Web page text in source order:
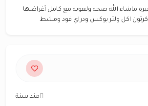
الله صحه ولعوبه مع كامل أغراضها
اكل ولتر بوكس ودراي فود ومشط
منذ سنة